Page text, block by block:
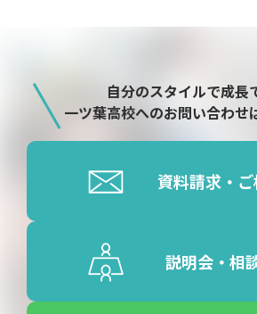
自分のスタイルで成長
一ツ葉高校へのお問い合わせ
資料請求・
説明会・相